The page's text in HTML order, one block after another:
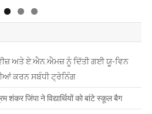
ਅਤੇ ਏ.ਐਨ.ਐਮਜ਼ ਨੂੰ ਦਿੱਤੀ ਗਈ ਯੂ-ਵਿਨ
ਕਰਨ ਸਬੰਧੀ ਟ੍ਰੇਨਿੰਗ
शंकर जिंपा ने विद्यार्थियों को बांटे स्कूल बैग